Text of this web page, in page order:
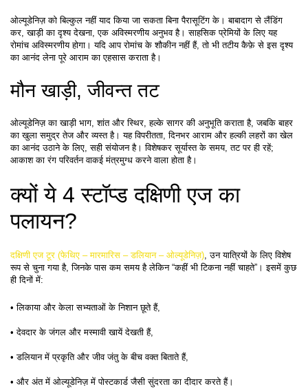
ओल्यूडेनिज़ को बिल्कुल नहीं याद किया जा सकता बिना पैरासूटिंग के। बाबादाग से लैंडिंग
कर, खाड़ी का दृश्य देखना, एक अविस्मरणीय अनुभव है। साहसिक प्रेमियों के लिए यह
रोमांच अविस्मरणीय होगा। यदि आप रोमांच के शौकीन नहीं हैं, तो भी तटीय कैफ़े से इस दृश्य
का आनंद लेना पूरे आराम का एहसास कराता है।
मौन खाड़ी, जीवन्त तट
ओल्यूडेनिज़ का खाड़ी भाग, शांत और स्थिर, हल्के सागर की अनुभूति कराता है, जबकि बाहर
का खुला समुद्र तेज और व्यस्त है। यह विपरीतता, दिनभर आराम और हल्की लहरों का खेल
का आनंद उठाने के लिए, सही संयोजन है। विशेषकर सूर्यास्त के समय, तट पर ही रहें;
आकाश का रंग परिवर्तन वाकई मंत्रमुग्ध करने वाला होता है।
क्यों ये 4 स्टॉप्ड दक्षिणी एज का
पलायन?
दक्षिणी एज टूर (फेथिए – मारमारिस – डलियान – ओल्यूडेनिज़), उन यात्रियों के लिए विशेष
रूप से चुना गया है, जिनके पास कम समय है लेकिन “कहीं भी टिकना नहीं चाहते”। इसमें कुछ
ही दिनों में:
• लिकाया और केला सभ्यताओं के निशान छूते हैं,
• देवदार के जंगल और मस्मावी खायें देखती हैं,
• डलियान में प्रकृति और जीव जंतु के बीच वक्त बिताते हैं,
• और अंत में ओल्यूडेनिज़ में पोस्टकार्ड जैसी सुंदरता का दीदार करते हैं।